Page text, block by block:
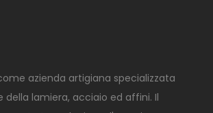
azienda artigiana specializzata
della lamiera, acciaio ed affini. Il